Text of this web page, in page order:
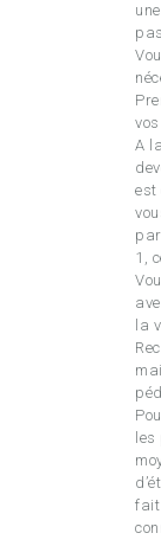
A
est
1,
la
fait